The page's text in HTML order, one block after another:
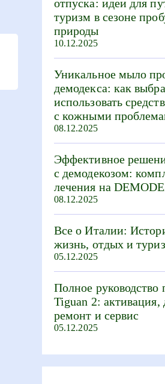
отпуска: идеи для
туризм в сезоне
природы
10.12.2025
Уникальное мыло
демодекса: как
использовать
с кожными
08.12.2025
Эффективное
с демодекозом:
лечения на
08.12.2025
Все о Италии:
жизнь, отдых и
05.12.2025
Полное руководство
Tiguan 2: активация,
ремонт и сервис
05.12.2025